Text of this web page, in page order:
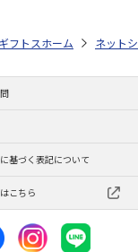
おすすめ ご当地
元・夏ギフト特集 2026
ギフトストア お中元・
ホーム ネット
基づく表記について
こちら